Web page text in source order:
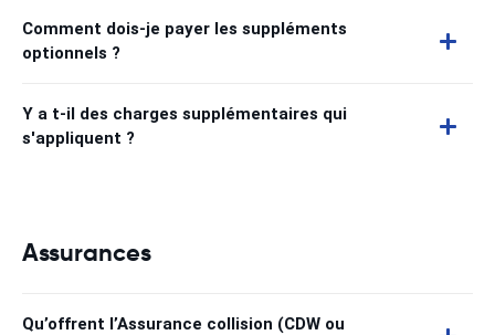
Comment dois-je payer les suppléments
optionnels ?
Y a t-il des charges supplémentaires qui
s'appliquent ?
Assurances
Qu’offrent l’Assurance collision (CDW ou